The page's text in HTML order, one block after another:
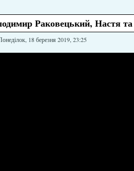
Раковецький, Настя
18 березня 2019, 23:25